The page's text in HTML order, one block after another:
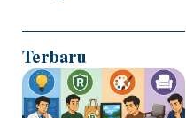
Terbaru